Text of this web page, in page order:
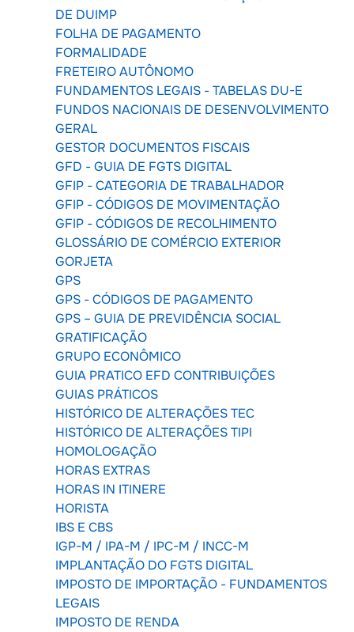
DE DUIMP
FOLHA DE PAGAMENTO
FORMALIDADE
FRETEIRO AUTÔNOMO
FUNDAMENTOS LEGAIS - TABELAS DU-E
FUNDOS NACIONAIS DE DESENVOLVIMENTO
GERAL
GESTOR DOCUMENTOS FISCAIS
GFD - GUIA DE FGTS DIGITAL
GFIP - CATEGORIA DE TRABALHADOR
GFIP - CÓDIGOS DE MOVIMENTAÇÃO
GFIP - CÓDIGOS DE RECOLHIMENTO
GLOSSÁRIO DE COMÉRCIO EXTERIOR
GORJETA
GPS
GPS - CÓDIGOS DE PAGAMENTO
GPS – GUIA DE PREVIDÊNCIA SOCIAL
GRATIFICAÇÃO
GRUPO ECONÔMICO
GUIA PRATICO EFD CONTRIBUIÇÕES
GUIAS PRÁTICOS
HISTÓRICO DE ALTERAÇÕES TEC
HISTÓRICO DE ALTERAÇÕES TIPI
HOMOLOGAÇÃO
HORAS EXTRAS
HORAS IN ITINERE
HORISTA
IBS E CBS
IGP-M / IPA-M / IPC-M / INCC-M
IMPLANTAÇÃO DO FGTS DIGITAL
IMPOSTO DE IMPORTAÇÃO - FUNDAMENTOS
LEGAIS
IMPOSTO DE RENDA